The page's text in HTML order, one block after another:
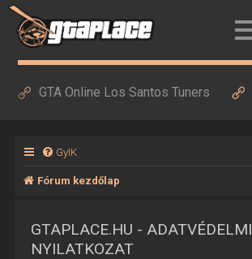
GTA Online Los Santos Tuners
GyIK
Fórum kezdőlap
GTAPLACE.HU - ADATVÉDELMI
NYILATKOZAT